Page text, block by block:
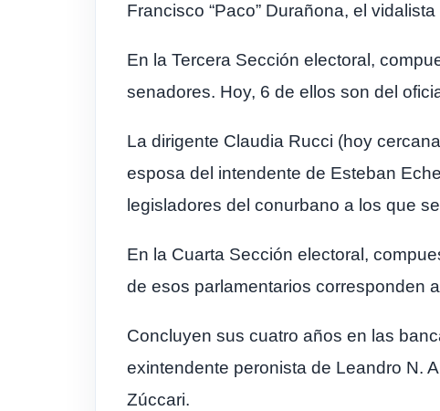
Francisco “Paco” Durañona, el
En la Tercera Sección electoral,
senadores. Hoy, 6 de ellos son del
La dirigente Claudia Rucci (hoy
esposa del intendente de Esteban
legisladores del conurbano a los que
En la Cuarta Sección electoral,
de esos parlamentarios corresponden
Concluyen sus cuatro años en las
exintendente peronista de Leandro N.
Zúccari.